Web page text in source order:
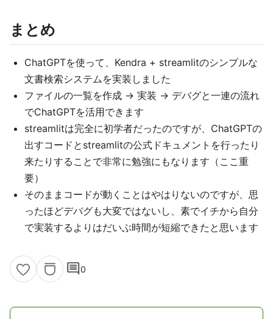
まとめ
ChatGPTを使って、Kendra + streamlitのシンプルな
文書検索システムを実装しました
ファイルの一覧を作成 -> 実装 -> デバグと一連の流れ
でChatGPTを活用できます
streamlitは完全に初学者だったのですが、ChatGPTの
出すコードとstreamlitの公式ドキュメントを行ったり
来たりすることで非常に勉強にもなります（ここ重
要）
そのままコードが動くことはやはりないのですが、思
ったほどデバグも大変ではないし、素でイチから自分
で実装するよりはだいぶ時間が短縮できたと思います
comment0